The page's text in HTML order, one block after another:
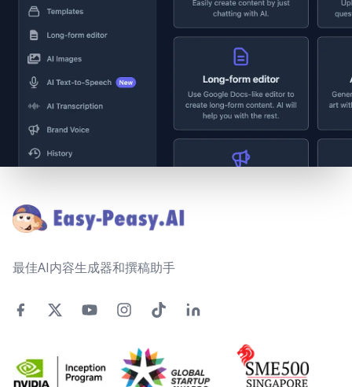
最佳AI内容生成器和撰稿助手